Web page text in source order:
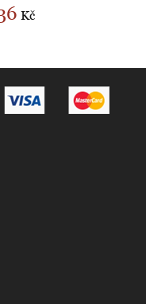
Kč